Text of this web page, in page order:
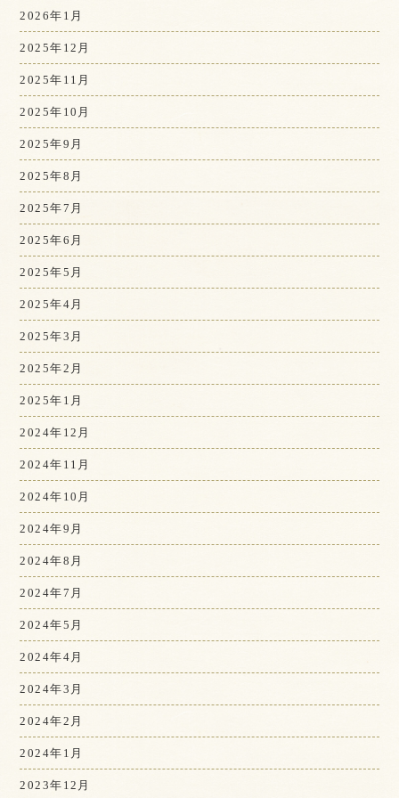
2026年1月
2025年12月
2025年11月
2025年10月
2025年9月
2025年8月
2025年7月
2025年6月
2025年5月
2025年4月
2025年3月
2025年2月
2025年1月
2024年12月
2024年11月
2024年10月
2024年9月
2024年8月
2024年7月
2024年5月
2024年4月
2024年3月
2024年2月
2024年1月
2023年12月